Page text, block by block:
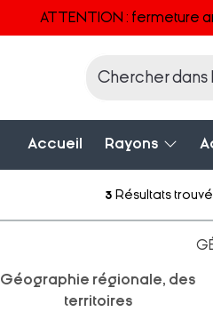
ATTENTION : fermeture
Accueil Rayons
3 Résultats
Géographie régionale, des
territoires